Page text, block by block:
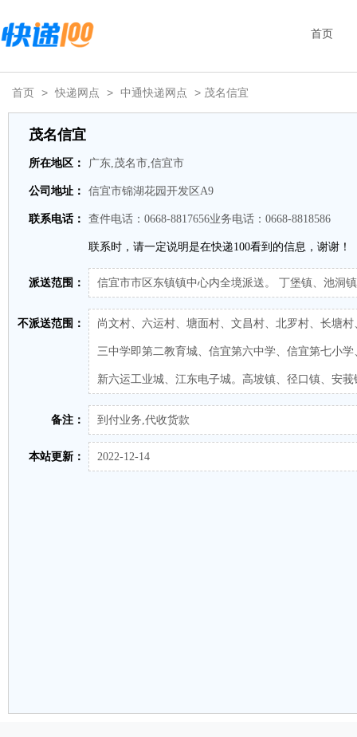
首页
首页 > 快递网点 > 中通快递网点 > 茂名信宜
茂名信宜
所在地区： 广东,茂名市,信宜市
公司地址： 信宜市锦湖花园开发区A9
联系电话： 查件电话：0668-8817656业务电话：0668-8818586
联系时，请一定说明是在快递100看到的信息，谢谢！
派送范围： 信宜市市区东镇镇中心内全境派送。 丁堡镇、池洞
不派送范围： 尚文村、六运村、塘面村、文昌村、北罗村、长塘
三中学即第二教育城、信宜第六中学、信宜第七小
新六运工业城、江东电子城。高坡镇、径口镇、安
备注： 到付业务,代收货款
本站更新： 2022-12-14